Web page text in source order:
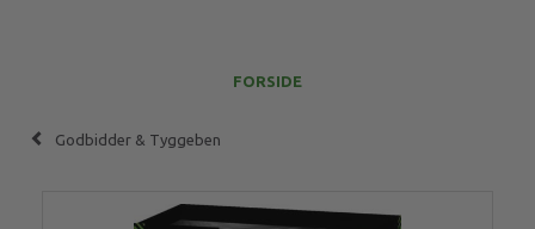
FORSIDE
Godbidder & Tyggeben